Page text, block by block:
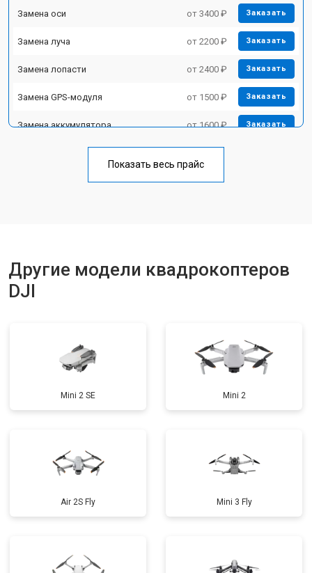
Замена оси от 3400 ₽ Заказать
Замена луча от 2200 ₽ Заказать
Замена лопасти от 2400 ₽ Заказать
Замена GPS-модуля от 1500 ₽ Заказать
Замена аккумулятора от 1600 ₽ Заказать
от 1800 ₽
Показать весь прайс
Другие модели квадрокоптеров
DJI
Mini 2 SE Mini 2
Air 2S Fly Mini 3 Fly